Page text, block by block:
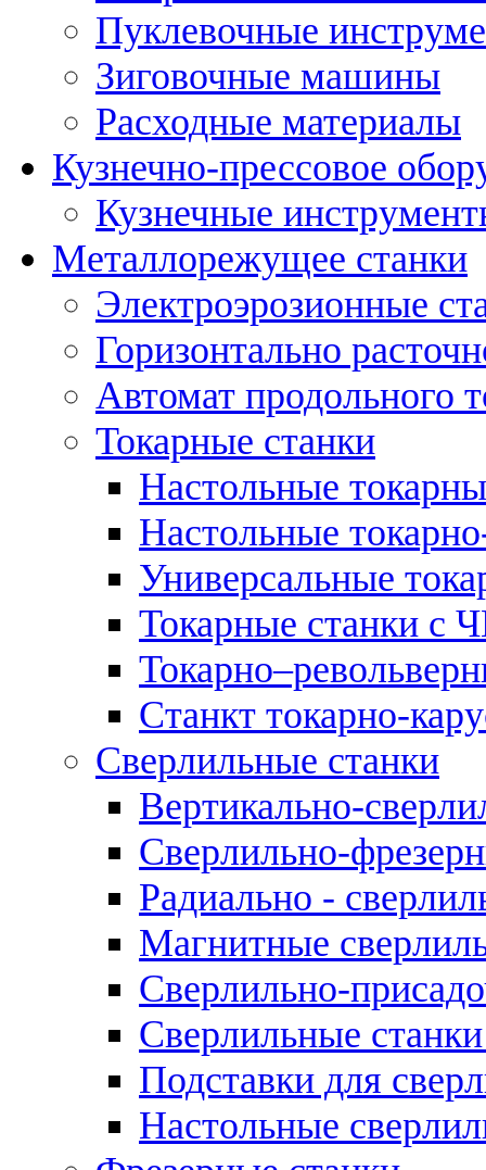
Пуклевочные
Зиговочные машины
Расходные материалы
Кузнечно-прессовое
Кузнечные
Металлорежущее станки
Электроэрозионные
Горизонтально
Автомат продольного
Токарные станки
Настольные
Настольные
Универсальные
Токарные станки с
Станкт токарно-
Сверлильные станки
Вертикально-
Сверлильно-
Радиально -
Магнитные
Сверлильно-
Сверлильные
Подставки для
Настольные